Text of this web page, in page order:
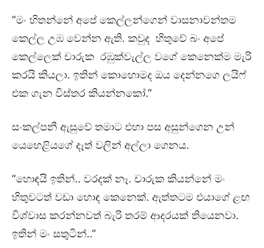
“මං හිතන්නේ අපේ කෙල්ලන්ගෙන් වාසනාවන්තම
කෙල්ල උඹ වෙන්න ඇති. කවුද හිතුවේ බං අපේ
කෙල්ලෙක් චාරුක රඹුක්වැල්ල වගේ කෙනෙක්ම මැරි
කරයි කියලා. ඉතින් කොහොමද ඔය දෙන්නගෙ ලයිෆ්
එක ගැන විස්තර කියන්නකෝ.”
සංකල්පනී ඇසුවේ තමාට එහා පස අසුන්ගෙන උන්
යෙහෙළියගේ දෑත් වලින් අල්ලා ගෙනය.
“හොඳයි ඉතින්.. වරදක් නෑ. චාරුක කියන්නේ මං
හිතුවටත් වඩා හොඳ කෙනෙක්. ඇත්තටම එයාගේ ළඟ
විශ්වාස කරන්නවත් බැරි තරම් ආදරයක් තියෙනවා.
ඉතින් මං සතුටින්..”